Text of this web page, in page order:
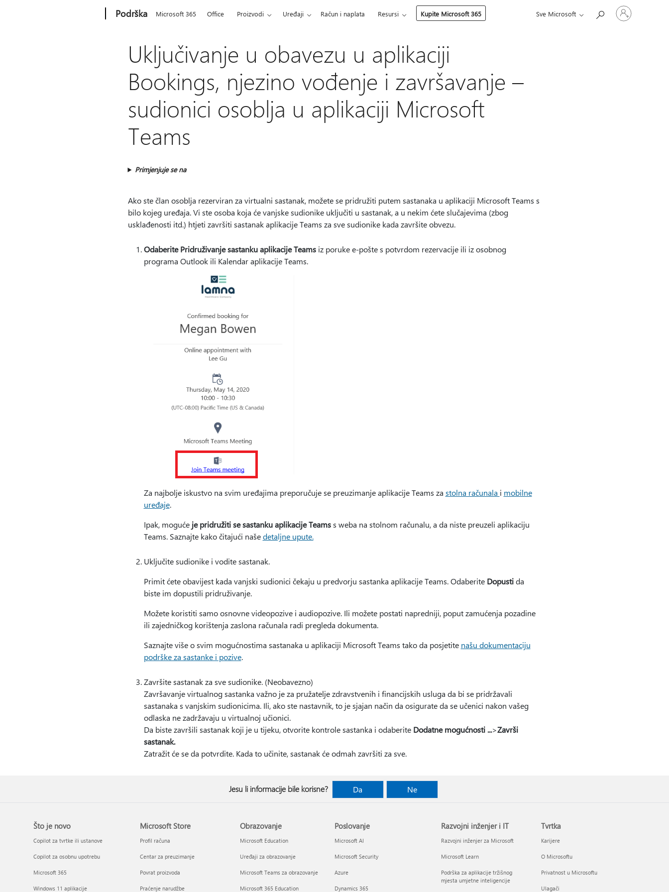
Podrška Microsoft 365 Office Proizvodi Uređaji Račun i naplata Resursi Kupite Microsoft 365 Sve Microsoft
Prijavite
se
Uključivanje u obavezu u aplikaciji
Bookings, njezino vođenje i završavanje –
sudionici osoblja u aplikaciji Microsoft
Teams
Primjenjuje se na
Ako ste član osoblja rezerviran za virtualni sastanak, možete se pridružiti putem sastanaka u aplikaciji Microsoft Teams s
bilo kojeg uređaja. Vi ste osoba koja će vanjske sudionike uključiti u sastanak, a u nekim ćete slučajevima (zbog
usklađenosti itd.) htjeti završiti sastanak aplikacije Teams za sve sudionike kada završite obvezu.
Odaberite Pridruživanje sastanku aplikacije Teamsiz poruke e-pošte s potvrdom rezervacije ili iz osobnog
programa Outlook ili Kalendar aplikacije Teams.
Za najbolje iskustvo na svim uređajima preporučuje se preuzimanje aplikacije Teams za stolna računala i mobilne
uređaje.
Ipak, moguće je pridružiti se sastanku aplikacije Teamss weba na stolnom računalu, a da niste preuzeli aplikaciju
Teams. Saznajte kako čitajući našedetaljne upute.
Uključite sudionike i vodite sastanak.
Primit ćete obavijest kada vanjski sudionici čekaju u predvorju sastanka aplikacije Teams. Odaberite Dopustida
biste im dopustili pridruživanje.
Možete koristiti samo osnovne videopozive i audiopozive. Ili možete postati napredniji, poput zamućenja pozadine
ili zajedničkog korištenja zaslona računala radi pregleda dokumenta.
Saznajte više o svim mogućnostima sastanaka u aplikaciji Microsoft Teams tako da posjetite našu dokumentaciju
podrške za sastanke i pozive.
Završite sastanak za sve sudionike. (Neobavezno)
Završavanje virtualnog sastanka važno je za pružatelje zdravstvenih i financijskih usluga da bi se pridržavali
sastanaka s vanjskim sudionicima. Ili, ako ste nastavnik, to je sjajan način da osigurate da se učenici nakon vašeg
odlaska ne zadržavaju u virtualnoj učionici.
Da biste završili sastanak koji je u tijeku, otvorite kontrole sastanka i odaberite Dodatne mogućnosti ...>Završi
sastanak.
Zatražit će se da potvrdite. Kada to učinite, sastanak će odmah završiti za sve.
Jesu li informacije bile korisne? Da Ne
Što je novo
Copilot za tvrtke ili ustanove
Copilot za osobnu upotrebu
Microsoft 365
Windows 11 aplikacije
Microsoft Store
Profil računa
Centar za preuzimanje
Povrat proizvoda
Praćenje narudžbe
Obrazovanje
Microsoft Education
Uređaji za obrazovanje
Microsoft Teams za obrazovanje
Microsoft 365 Education
Poslovanje
Microsoft AI
Microsoft Security
Azure
Dynamics 365
Razvojni inženjer i IT
Razvojni inženjer za Microsoft
Microsoft Learn
Podrška za aplikacije tržišnog
mjesta umjetne inteligencije
Tvrtka
Karijere
O Microsoftu
Privatnost u Microsoftu
Ulagači